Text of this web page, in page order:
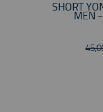
SHORT
MEN